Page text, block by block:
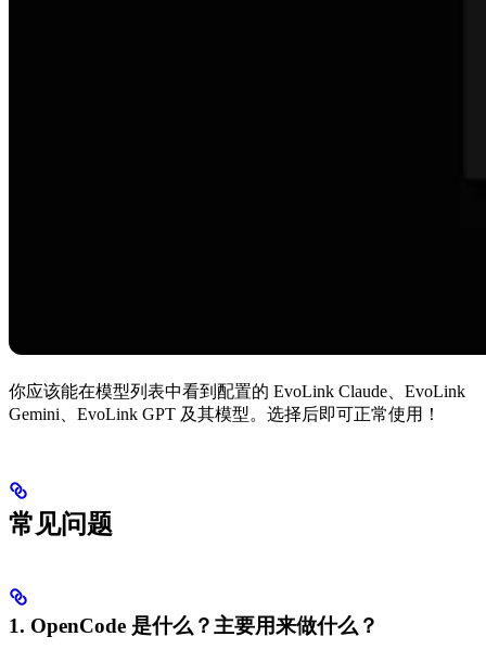
你应该能在模型列表中看到配置的 EvoLink Claude、EvoLink
Gemini、EvoLink GPT 及其模型。选择后即可正常使用！
常见问题
1. OpenCode 是什么？主要用来做什么？